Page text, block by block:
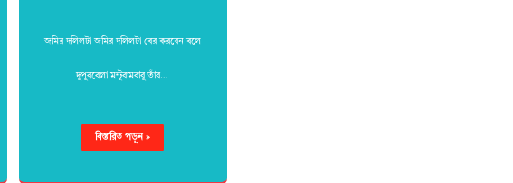
জমির দলিলটা জমির দলিলটা বের করবেন বলে
দুপুরবেলা মন্টুরামবাবু তাঁর…
বিস্তারিত পড়ুন »